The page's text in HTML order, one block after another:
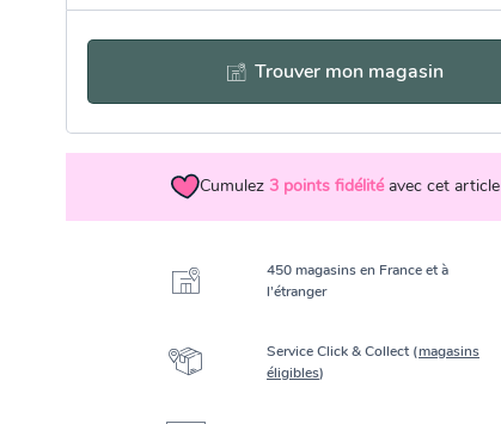
Trouver mon magasin
Cumulez 3 points fidélité avec cet article
450 magasins en France et à
l’étranger
Service Click & Collect (magasins
éligibles)